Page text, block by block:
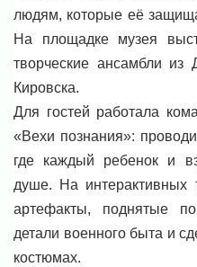
людям, которые её
На площадке музея
творческие ансамбли
Кировска.
Для гостей работала
«Вехи познания»:
где каждый ребенок и
душе. На интерактивных
артефакты, поднятые
детали военного быта и
костюмах.